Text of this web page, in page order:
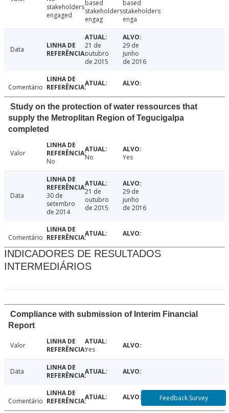
stakeholders
engaged
based
stakeholders
engag
based
stakeholders
enga
Data
21 de
outubro
de 2015
29 de
junho
de 2016
Comentário
Study on the protection of water ressources that
supply the Metroplitan Region of Tegucigalpa
completed
Valor
No
No Yes
Data
30 de
setembro
de 2014
21 de
outubro
de 2015
29 de
junho
de 2016
Comentário
INDICADORES DE RESULTADOS
INTERMEDIÁRIOS
Compliance with submission of Interim Financial
Report
Valor Yes
Data
Comentário Feedback Survey